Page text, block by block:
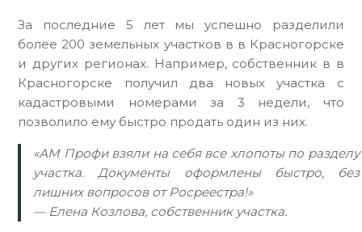
За последние 5 лет мы успешно разделили
более 200 земельных участков в в Красногорске
и других регионах. Например, собственник в в
Красногорске получил два новых участка с
кадастровыми номерами за 3 недели, что
позволило ему быстро продать один из них.
«АМ Профи взяли на себя все хлопоты по разделу
участка. Документы оформлены быстро, без
лишних вопросов от Росреестра!»
— Елена Козлова, собственник участка.